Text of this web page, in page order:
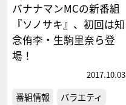
バナナマンMCの新番組
『ソノサキ』、初回は知
念侑李・生駒里奈ら登
場！
2017.10.03
番組情報 バラエティ